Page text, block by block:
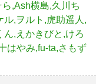
,Ash横島,久川ち
ル,ヲルト,虎助遥人,
,えかきびと,けろ
はやみ,fu-ta,さもず